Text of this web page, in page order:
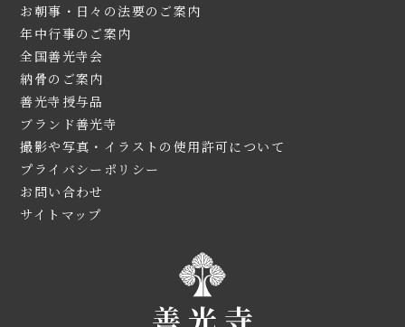
お朝事・日々の法要のご案内
年中行事のご案内
全国善光寺会
納⾻のご案内
善光寺授与品
ブランド善光寺
撮影や写真・イラストの使用許可について
プライバシーポリシー
お問い合わせ
サイトマップ